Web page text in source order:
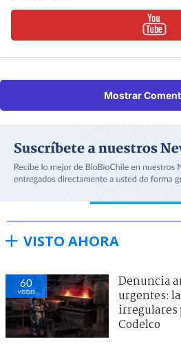
Mostrar
VISTO AHORA
60
visitas
Denuncia
urgentes:
irregulares
Codelco